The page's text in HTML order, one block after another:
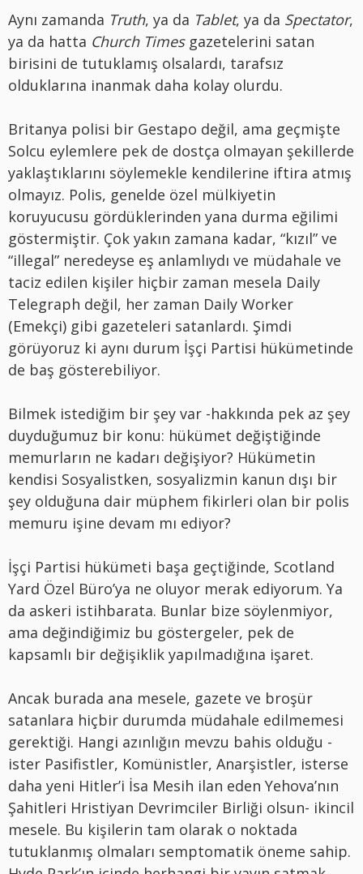
Aynı zamanda Truth, ya da Tablet, ya da Spectator,
ya da hatta Church Timesgazetelerini satan
birisini de tutuklamış olsalardı, tarafsız
olduklarına inanmak daha kolay olurdu.
Britanya polisi bir Gestapo değil, ama geçmişte
Solcu eylemlere pek de dostça olmayan şekillerde
yaklaştıklarını söylemekle kendilerine iftira atmış
olmayız. Polis, genelde özel mülkiyetin
koruyucusu gördüklerinden yana durma eğilimi
göstermiştir. Çok yakın zamana kadar, “kızıl” ve
“illegal” neredeyse eş anlamlıydı ve müdahale ve
taciz edilen kişiler hiçbir zaman mesela Daily
Telegraph değil, her zaman Daily Worker
(Emekçi) gibi gazeteleri satanlardı. Şimdi
görüyoruz ki aynı durum İşçi Partisi hükümetinde
de baş gösterebiliyor.
Bilmek istediğim bir şey var -hakkında pek az şey
duyduğumuz bir konu: hükümet değiştiğinde
memurların ne kadarı değişiyor? Hükümetin
kendisi Sosyalistken, sosyalizmin kanun dışı bir
şey olduğuna dair müphem fikirleri olan bir polis
memuru işine devam mı ediyor?
İşçi Partisi hükümeti başa geçtiğinde, Scotland
Yard Özel Büro’ya ne oluyor merak ediyorum. Ya
da askeri istihbarata. Bunlar bize söylenmiyor,
ama değindiğimiz bu göstergeler, pek de
kapsamlı bir değişiklik yapılmadığına işaret.
Ancak burada ana mesele, gazete ve broşür
satanlara hiçbir durumda müdahale edilmemesi
gerektiği. Hangi azınlığın mevzu bahis olduğu -
ister Pasifistler, Komünistler, Anarşistler, isterse
daha yeni Hitler’i İsa Mesih ilan eden Yehova’nın
Şahitleri Hristiyan Devrimciler Birliği olsun- ikincil
mesele. Bu kişilerin tam olarak o noktada
tutuklanmış olmaları semptomatik öneme sahip.